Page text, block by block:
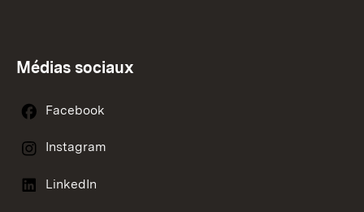
Médias sociaux
Facebook
Instagram
LinkedIn